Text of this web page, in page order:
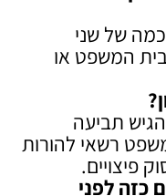
של שני
המשפט או
?
תביעה
רשאי להורות
פיצויים.
כזה לפני